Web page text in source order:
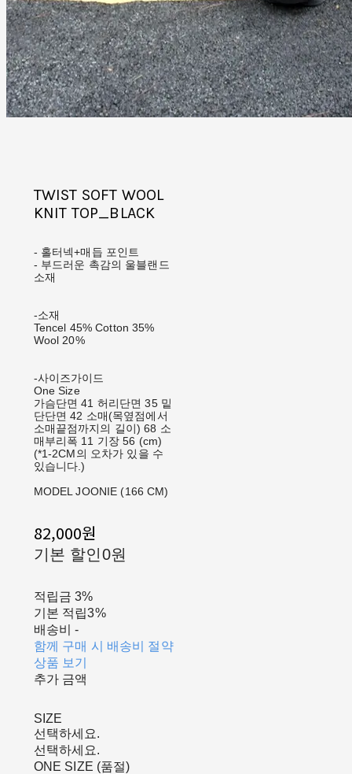
TWIST SOFT WOOL
KNIT TOP_BLACK
- 홀터넥+매듭 포인트
- 부드러운 촉감의 울블랜드
소재
-소재
Tencel 45% Cotton 35%
Wool 20%
-사이즈가이드
One Size
가슴단면 41 허리단면 35 밑
단단면 42 소매(목옆점에서
소매끝점까지의 길이) 68 소
매부리폭 11 기장 56 (cm)
(*1-2CM의 오차가 있을 수
있습니다.)
MODEL JOONIE (166 CM)
82,000원
기본 할인0원
적립금 3%
기본 적립3%
배송비-
함께 구매 시 배송비 절약
상품 보기
추가 금액
SIZE
선택하세요.
선택하세요.
ONE SIZE (품절)